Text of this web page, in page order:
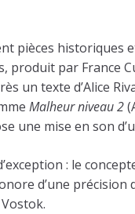
pièces historiques
produit par France
un texte d’Alice
Malheur niveau 2
une mise en son
: le
d’une